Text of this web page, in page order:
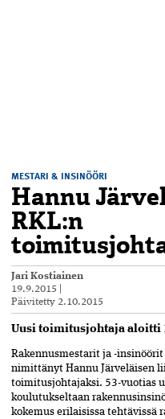
MESTARI & INSINÖÖRI
Hannu
RKL:n
Jari Kostiainen
19.9.2015
Päivitetty 2.10.2015
Uusi toimitusjohtaja aloitti
Rakennusmestarit ja -
nimittänyt Hannu Järveläisen
toimitusjohtajaksi. 53-vuotias
koulutukseltaan
kokemus erilaisissa tehtävissä